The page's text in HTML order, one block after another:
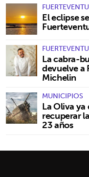
El eclipse
La cabra-
devuelve a
Michelin
MUNICIPIOS
La Oliva ya
recuperar
23 años